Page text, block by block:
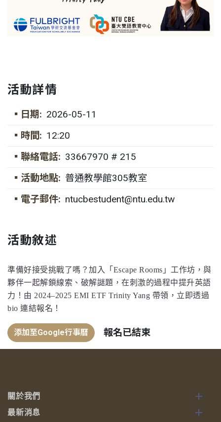
活動詳情
▪日期: 2026-05-11
▪時間: 12:20
▪聯絡電話: 33667970 # 215
▪活動地點: 普通教學館305教室
▪電子郵件: ntucbestudent@ntu.edu.tw
活動敘述
準備好接受挑戰了嗎？加入「Escape Rooms」工作坊，與
夥伴一起解鎖線索、破解謎題，在刺激的過程中提升英語
力！由 2024–2025 EMI ETF Trinity Yang 帶領，立即透過
bio 連結報名！
添加至Google行事曆 報名已結束
關於我們
最新消息